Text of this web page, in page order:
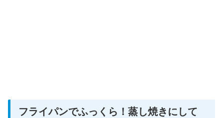
フライパンでふっくら！蒸し焼きにして